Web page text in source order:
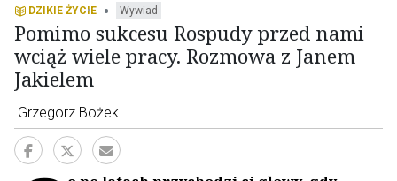
DZIKIE ŻYCIE • Wywiad
Pomimo sukcesu Rospudy przed nami
wciąż wiele pracy. Rozmowa z Janem
Jakielem
Grzegorz Bożek